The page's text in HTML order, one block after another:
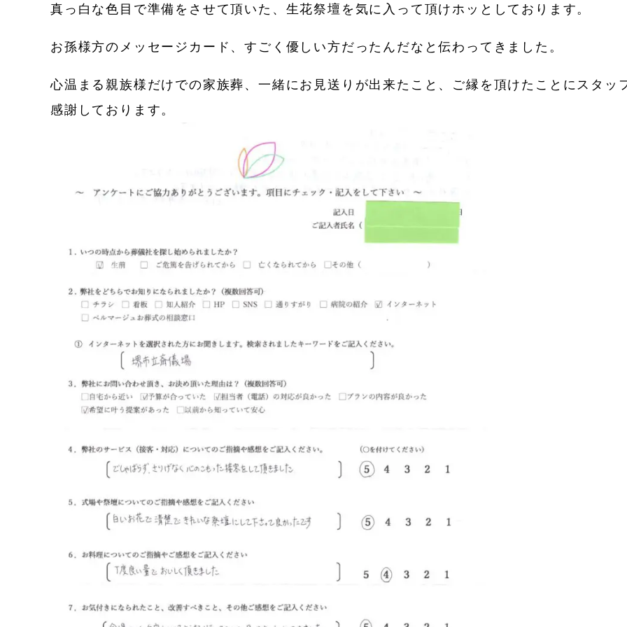
真っ白な色目で準備をさせて頂いた、生花祭壇を気に入って頂けホッとしております。
お孫様方のメッセージカード、すごく優しい方だったんだなと伝わってきました。
心温まる親族様だけでの家族葬、一緒にお見送りが出来たこと、ご縁を頂けたことにスタッ
感謝しております。